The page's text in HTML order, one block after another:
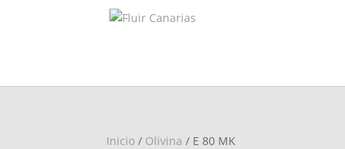
Inicio / Olivina / E 80 MK